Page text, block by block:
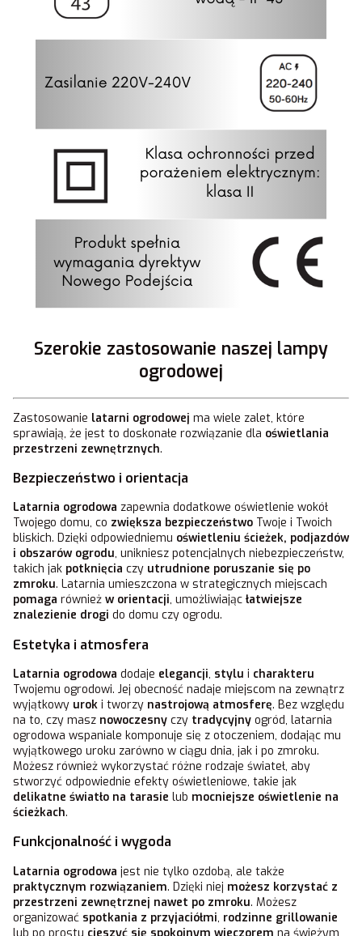
Szerokie zastosowanie naszej lampy
ogrodowej
Zastosowanie latarni ogrodowej ma wiele zalet, które
sprawiają, że jest to doskonałe rozwiązanie dla oświetlania
przestrzeni zewnętrznych.
Bezpieczeństwo i orientacja
Latarnia ogrodowa zapewnia dodatkowe oświetlenie wokół
Twojego domu, co zwiększa bezpieczeństwo Twoje i Twoich
bliskich. Dzięki odpowiedniemu oświetleniu ścieżek, podjazdów
i obszarów ogrodu, unikniesz potencjalnych niebezpieczeństw,
takich jak potknięcia czy utrudnione poruszanie się po
zmroku. Latarnia umieszczona w strategicznych miejscach
pomaga również w orientacji, umożliwiając łatwiejsze
znalezienie drogi do domu czy ogrodu.
Estetyka i atmosfera
Latarnia ogrodowa dodaje elegancji, stylu i charakteru
Twojemu ogrodowi. Jej obecność nadaje miejscom na zewnątrz
wyjątkowy urok i tworzy nastrojową atmosferę. Bez względu
na to, czy masz nowoczesny czy tradycyjny ogród, latarnia
ogrodowa wspaniale komponuje się z otoczeniem, dodając mu
wyjątkowego uroku zarówno w ciągu dnia, jak i po zmroku.
Możesz również wykorzystać różne rodzaje świateł, aby
stworzyć odpowiednie efekty oświetleniowe, takie jak
delikatne światło na tarasie lub mocniejsze oświetlenie na
ścieżkach.
Funkcjonalność i wygoda
Latarnia ogrodowa jest nie tylko ozdobą, ale także
praktycznym rozwiązaniem. Dzięki niej możesz korzystać z
przestrzeni zewnętrznej nawet po zmroku. Możesz
organizować spotkania z przyjaciółmi, rodzinne grillowanie